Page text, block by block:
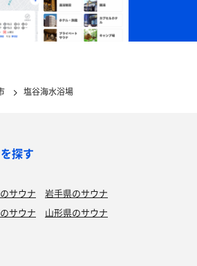
塩谷海水浴場
探す
サウナ
岩手県のサウナ
サウナ
山形県のサウナ